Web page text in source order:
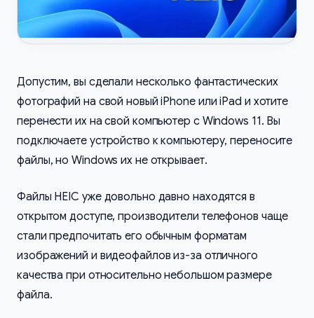
Допустим, вы сделали несколько фантастических
фотографий на свой новый iPhone или iPad и хотите
перенести их на свой компьютер с Windows 11. Вы
подключаете устройство к компьютеру, переносите
файлы, но Windows их не открывает.
Файлы HEIC уже довольно давно находятся в
открытом доступе, производители телефонов чаще
стали предпочитать его обычным форматам
изображений и видеофайлов из-за отличного
качества при относительно небольшом размере
файла.